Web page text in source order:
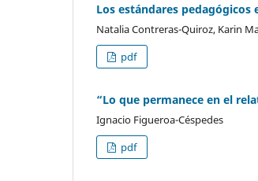
Los estándares
Natalia Contreras-Quiroz, Karin
pdf
“Lo que permanece en el
Ignacio Figueroa-Céspedes
pdf